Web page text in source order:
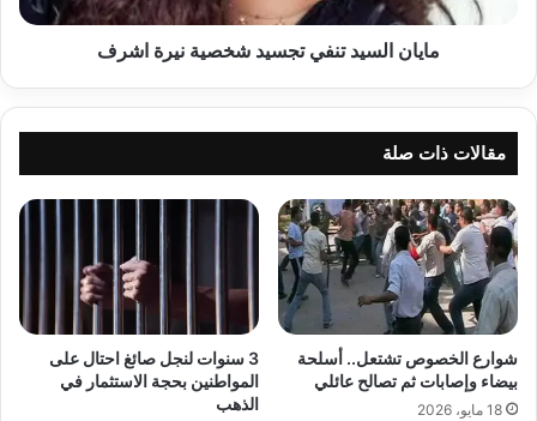
مايان السيد تنفي تجسيد شخصية نيرة اشرف
مقالات ذات صلة
شوارع الخصوص تشتعل.. أسلحة
بيضاء وإصابات ثم تصالح عائلي
18 مايو، 2026
3 سنوات لنجل صائغ احتال على
المواطنين بحجة الاستثمار في
الذهب